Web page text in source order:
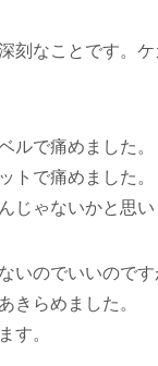
刻なことです。
ルで痛めました。
トで痛めました。
じゃないかと思い
いのでいいので
きらめました。
す。